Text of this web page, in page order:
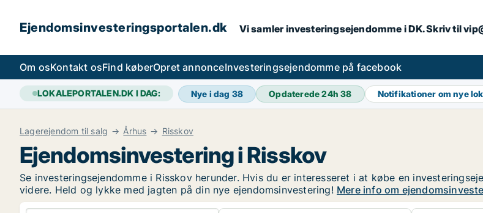
Ejendomsinvesteringsportalen.dk Vi samler investeringsejendomme i DK. Skriv til
Om osKontakt osFind køberOpret annonceInvesteringsejendomme på facebook
LOKALEPORTALEN.DK I DAG: Nye i dag 38 Opdaterede 24h38 Notifikationer om nye
Lagerejendom til salg Århus Risskov
Ejendomsinvestering i Risskov
Se investeringsejendomme i Risskov herunder. Hvis du er interesseret i at købe en
videre. Held og lykke med jagten på din nye ejendomsinvestering! Mere info om